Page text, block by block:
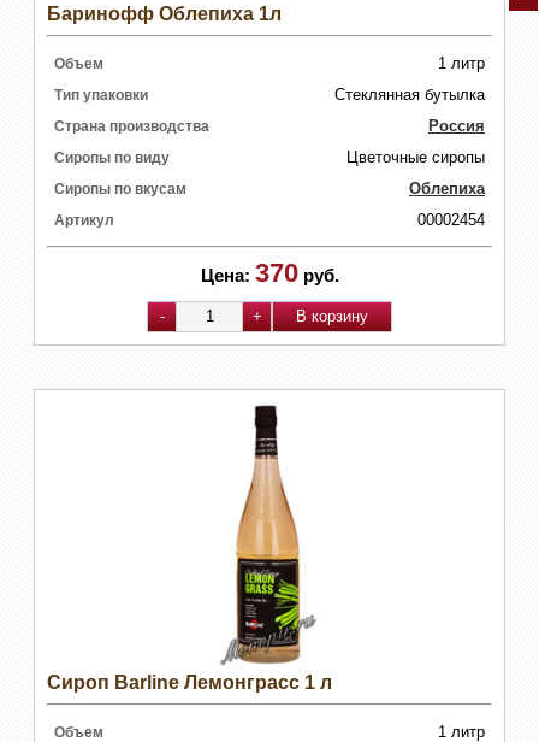
Баринофф Облепиха 1л
Объем 1 литр
Тип упаковки Стеклянная бутылка
Страна производства Россия
Сиропы по виду Цветочные сиропы
Сиропы по вкусам Облепиха
Артикул 00002454
Цена: 370 руб.
Сироп Barline Лемонграсс 1 л
Объем 1 литр